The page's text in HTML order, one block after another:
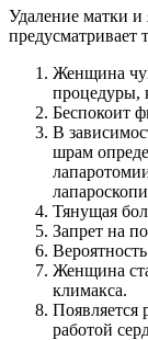
Удаление матки
предусматривает
Женщина
процедуры,
Беспокоит
В
шрам
Тянущая
Запрет на
Женщина
климакса.
Появляется
работой